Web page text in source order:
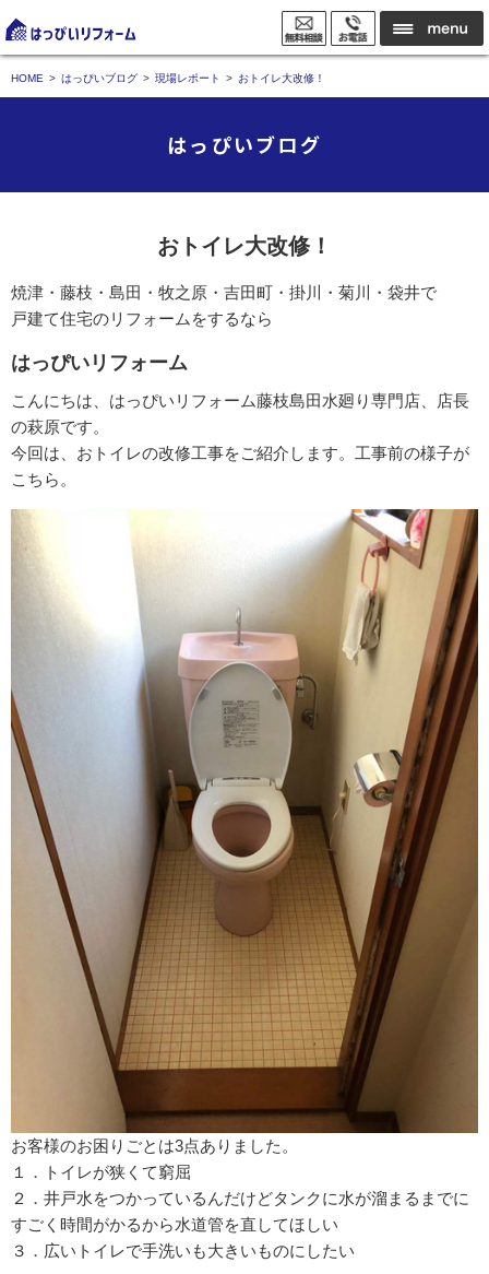
HOME はっぴいブログ 現場レポート おトイレ大改修！
はっぴいブログ
おトイレ大改修！
焼津・藤枝・島田・牧之原・吉田町・掛川・菊川・袋井で
戸建て住宅のリフォームをするなら
はっぴいリフォーム
こんにちは、はっぴいリフォーム藤枝島田水廻り専門店、店長
の萩原です。
今回は、おトイレの改修工事をご紹介します。工事前の様子が
こちら。
お客様のお困りごとは3点ありました。
１．トイレが狭くて窮屈
２．井戸水をつかっているんだけどタンクに水が溜まるまでに
すごく時間がかるから水道管を直してほしい
３．広いトイレで手洗いも大きいものにしたい